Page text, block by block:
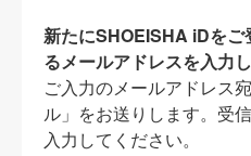
新たにSHOEISHA iDを
るメールアドレスを入力
ご入力のメールアドレス
ル」をお送りします。受
入力してください。